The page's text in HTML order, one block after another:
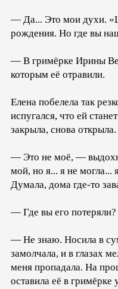
— Да... Это мои духи.
рождения. Но где вы
— В гримёрке Ирины
которым её отравили.
Елена побелела так
испугался, что ей
закрыла, снова открыла.
— Это не моё, —
мой, но я... я не могла...
Думала, дома где-то
— Где вы его потеряли?
— Не знаю. Носила в
замолчала, и в глазах
меня пропадала. На
оставила её в гримёрке